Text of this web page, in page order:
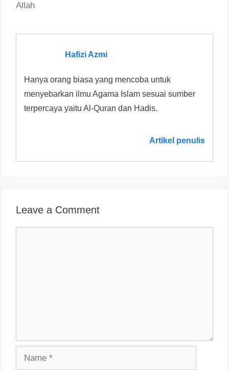
Allah
Hafizi Azmi
Hanya orang biasa yang mencoba untuk
menyebarkan ilmu Agama Islam sesuai sumber
terpercaya yaitu Al-Quran dan Hadis.
Artikel penulis
Leave a Comment
Name